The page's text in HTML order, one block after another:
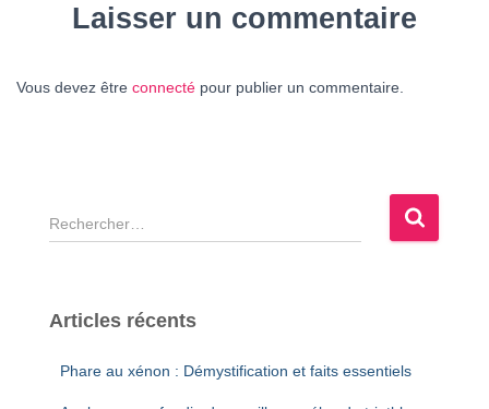
Laisser un commentaire
Vous devez être connecté pour publier un commentaire.
R
e
e
Articles récents
Phare au xénon : Démystification et faits essentiels